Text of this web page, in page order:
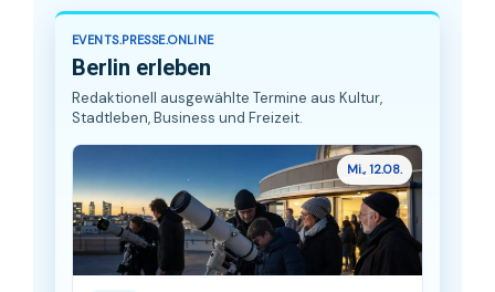
EVENTS.PRESSE.ONLINE
Berlin erleben
Redaktionell ausgewählte Termine aus Kultur,
Stadtleben, Business und Freizeit.
Mi., 12.08.